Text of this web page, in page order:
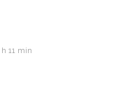
11 min